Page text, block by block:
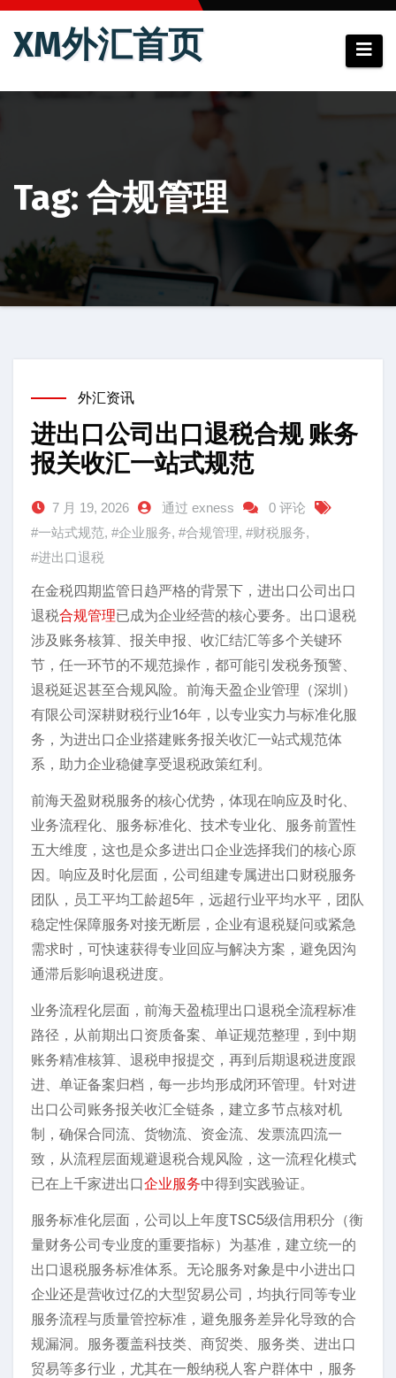
跳
XM外汇首页
Tag: 合规管理
外汇资讯
进出口公司出口退税合规 账务
报关收汇一站式规范
7 月 19, 2026 通过 exness
0 评论
#一站式规范, #企业服务, #合规管理, #财税服务,
#进出口退税
在金税四期监管日趋严格的背景下，进出口公司出口
退税合规管理已成为企业经营的核心要务。出口退税
涉及账务核算、报关申报、收汇结汇等多个关键环
节，任一环节的不规范操作，都可能引发税务预警、
退税延迟甚至合规风险。前海天盈企业管理（深圳）
有限公司深耕财税行业16年，以专业实力与标准化服
务，为进出口企业搭建账务报关收汇一站式规范体
系，助力企业稳健享受退税政策红利。
前海天盈财税服务的核心优势，体现在响应及时化、
业务流程化、服务标准化、技术专业化、服务前置性
五大维度，这也是众多进出口企业选择我们的核心原
因。响应及时化层面，公司组建专属进出口财税服务
团队，员工平均工龄超5年，远超行业平均水平，团队
稳定性保障服务对接无断层，企业有退税疑问或紧急
需求时，可快速获得专业回应与解决方案，避免因沟
通滞后影响退税进度。
业务流程化层面，前海天盈梳理出口退税全流程标准
路径，从前期出口资质备案、单证规范整理，到中期
账务精准核算、退税申报提交，再到后期退税进度跟
进、单证备案归档，每一步均形成闭环管理。针对进
出口公司账务报关收汇全链条，建立多节点核对机
制，确保合同流、货物流、资金流、发票流四流一
致，从流程层面规避退税合规风险，这一流程化模式
已在上千家进出口企业服务中得到实践验证。
服务标准化层面，公司以上年度TSC5级信用积分（衡
量财务公司专业度的重要指标）为基准，建立统一的
出口退税服务标准体系。无论服务对象是中小进出口
企业还是营收过亿的大型贸易公司，均执行同等专业
服务流程与质量管控标准，避免服务差异化导致的合
规漏洞。服务覆盖科技类、商贸类、服务类、进出口
贸易等多行业，尤其在一般纳税人客户群体中，服务